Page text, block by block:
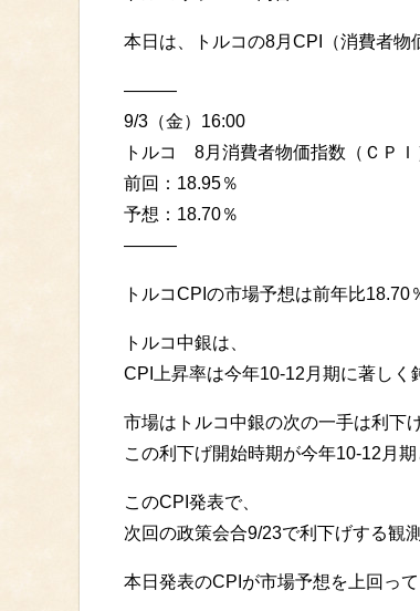
本日は、トルコの8月CPI（消費者物
———
9/3（金）16:00
トルコ 8月消費者物価指数（ＣＰＩ
前回：18.95％
予想：18.70％
———
トルコCPIの市場予想は前年比18.70
トルコ中銀は、
CPI上昇率は今年10-12月期に著しく
市場はトルコ中銀の次の一手は利下
この利下げ開始時期が今年10-12月期
このCPI発表で、
次回の政策会合9/23で利下げする観
本日発表のCPIが市場予想を上回っ